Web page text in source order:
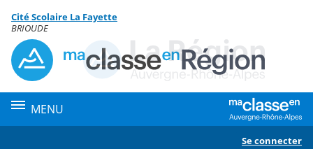
Menu de la rubrique
Contenu
Cité Scolaire La Fayette
BRIOUDE
MENU
Se connecter